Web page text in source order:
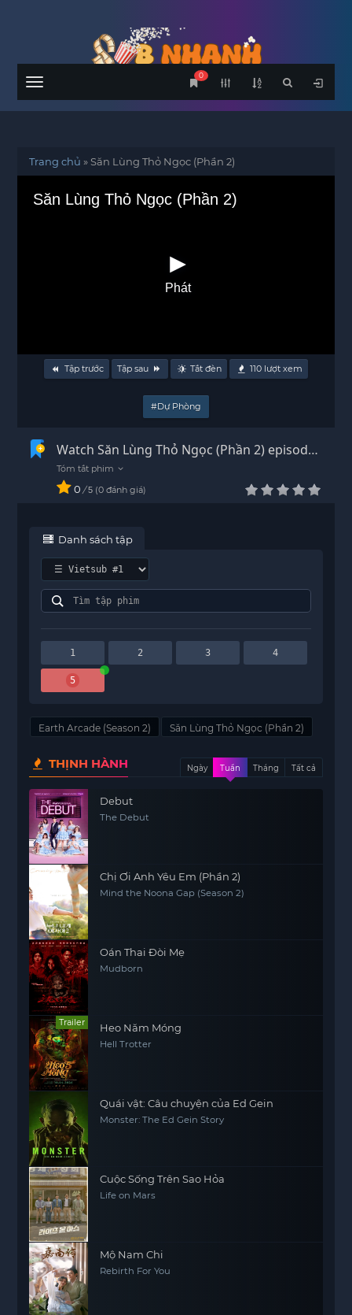
Menu
0
Trang chủ »Săn Lùng Thỏ Ngọc (Phần 2)
Săn Lùng Thỏ Ngọc (Phần 2)
Phát
Tập trước Tập sau Tắt đèn 110lượt xem
#Dự Phòng
Watch Săn Lùng Thỏ Ngọc (Phần 2) episode
5 Vietsub - HD
0 / 5 0 đánh giá
Danh sách tập
1 2 3 4
5
Earth Arcade (Season 2) Săn Lùng Thỏ Ngọc (Phần 2)
THỊNH HÀNH Ngày Tuần Tháng Tất cả
Debut
The Debut
Chị Ơi Anh Yêu Em (Phần 2)
Mind the Noona Gap (Season 2)
Oán Thai Đòi Mẹ
Mudborn
Trailer Heo Năm Móng
Hell Trotter
Quái vật: Câu chuyện của Ed Gein
Monster: The Ed Gein Story
Cuộc Sống Trên Sao Hỏa​
Life on Mars
Mộ Nam Chi
Rebirth For You